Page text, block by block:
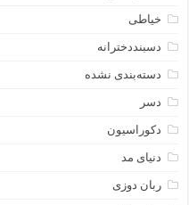
خیاطی
دسبنددخترانه
دسته‌بندی نشده
دسر
دکوراسیون
دنیای مد
ربان دوزی